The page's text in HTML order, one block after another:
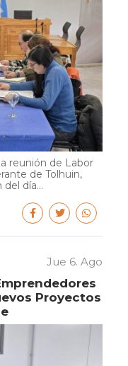
reunión de Labor
de Tolhuin,
día...
Jue 6. Ago
Proyectos